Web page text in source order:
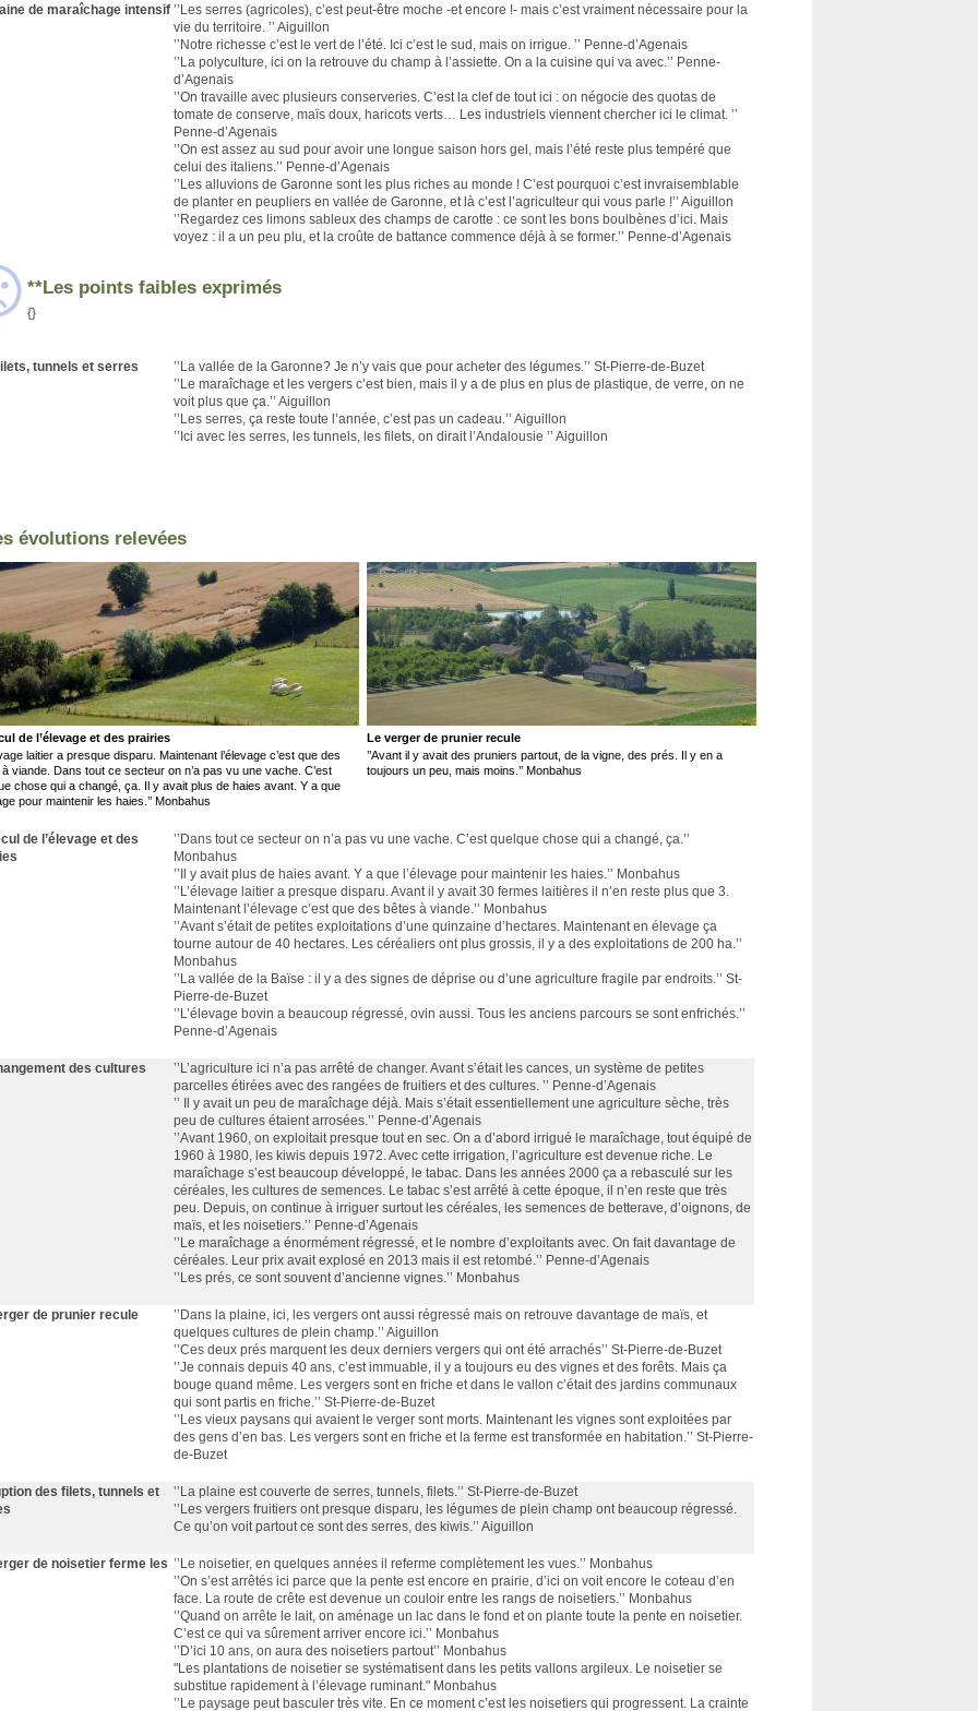
de maraîchage intensif ’’Les serres (agricoles), c’est peut-être moche -et encore !- mais c’est vraiment nécessaire pour la
vie du territoire. ’’ Aiguillon
’’Notre richesse c’est le vert de l’été. Ici c’est le sud, mais on irrigue. ’’ Penne-d’Agenais
’’La polyculture, ici on la retrouve du champ à l’assiette. On a la cuisine qui va avec.’’ Penne-
d’Agenais
’’On travaille avec plusieurs conserveries. C’est la clef de tout ici : on négocie des quotas de
tomate de conserve, maïs doux, haricots verts… Les industriels viennent chercher ici le climat. ’’
Penne-d’Agenais
’’On est assez au sud pour avoir une longue saison hors gel, mais l’été reste plus tempéré que
celui des italiens.’’ Penne-d’Agenais
’’Les alluvions de Garonne sont les plus riches au monde ! C’est pourquoi c’est invraisemblable
de planter en peupliers en vallée de Garonne, et là c’est l’agriculteur qui vous parle !’’ Aiguillon
’’Regardez ces limons sableux des champs de carotte : ce sont les bons boulbènes d’ici. Mais
voyez : il a un peu plu, et la croûte de battance commence déjà à se former.’’ Penne-d’Agenais
**Les points faibles exprimés
{}
tunnels et serres
’’La vallée de la Garonne? Je n’y vais que pour acheter des légumes.’’ St-Pierre-de-Buzet
’’Le maraîchage et les vergers c’est bien, mais il y a de plus en plus de plastique, de verre, on ne
voit plus que ça.’’ Aiguillon
’’Les serres, ça reste toute l’année, c’est pas un cadeau.’’ Aiguillon
’’Ici avec les serres, les tunnels, les filets, on dirait l’Andalousie ’’ Aiguillon
évolutions relevées
de l’élevage et des prairies
laitier a presque disparu. Maintenant l’élevage c’est que des
viande. Dans tout ce secteur on n’a pas vu une vache. C’est
chose qui a changé, ça. Il y avait plus de haies avant. Y a que
pour maintenir les haies.’’ Monbahus
Le verger de prunier recule
’’Avant il y avait des pruniers partout, de la vigne, des prés. Il y en a
toujours un peu, mais moins.’’ Monbahus
de l’élevage et des
’’Dans tout ce secteur on n’a pas vu une vache. C’est quelque chose qui a changé, ça.’’
Monbahus
’’Il y avait plus de haies avant. Y a que l’élevage pour maintenir les haies.’’ Monbahus
’’L’élevage laitier a presque disparu. Avant il y avait 30 fermes laitières il n’en reste plus que 3.
Maintenant l’élevage c’est que des bêtes à viande.’’ Monbahus
’’Avant s’était de petites exploitations d’une quinzaine d’hectares. Maintenant en élevage ça
tourne autour de 40 hectares. Les céréaliers ont plus grossis, il y a des exploitations de 200 ha.’’
Monbahus
’’La vallée de la Baïse : il y a des signes de déprise ou d’une agriculture fragile par endroits.’’ St-
Pierre-de-Buzet
’’L’élevage bovin a beaucoup régressé, ovin aussi. Tous les anciens parcours se sont enfrichés.’’
Penne-d’Agenais
des cultures
’’L’agriculture ici n’a pas arrêté de changer. Avant s’était les cances, un système de petites
parcelles étirées avec des rangées de fruitiers et des cultures. ’’ Penne-d’Agenais
’’ Il y avait un peu de maraîchage déjà. Mais s’était essentiellement une agriculture sèche, très
peu de cultures étaient arrosées.’’ Penne-d’Agenais
’’Avant 1960, on exploitait presque tout en sec. On a d’abord irrigué le maraîchage, tout équipé de
1960 à 1980, les kiwis depuis 1972. Avec cette irrigation, l’agriculture est devenue riche. Le
maraîchage s’est beaucoup développé, le tabac. Dans les années 2000 ça a rebasculé sur les
céréales, les cultures de semences. Le tabac s’est arrêté à cette époque, il n’en reste que très
peu. Depuis, on continue à irriguer surtout les céréales, les semences de betterave, d’oignons, de
maïs, et les noisetiers.’’ Penne-d’Agenais
’’Le maraîchage a énormément régressé, et le nombre d’exploitants avec. On fait davantage de
céréales. Leur prix avait explosé en 2013 mais il est retombé.’’ Penne-d’Agenais
’’Les prés, ce sont souvent d’ancienne vignes.’’ Monbahus
de prunier recule
’’Dans la plaine, ici, les vergers ont aussi régressé mais on retrouve davantage de maïs, et
quelques cultures de plein champ.’’ Aiguillon
’’Ces deux prés marquent les deux derniers vergers qui ont été arrachés’’ St-Pierre-de-Buzet
’’Je connais depuis 40 ans, c’est immuable, il y a toujours eu des vignes et des forêts. Mais ça
bouge quand même. Les vergers sont en friche et dans le vallon c’était des jardins communaux
qui sont partis en friche.’’ St-Pierre-de-Buzet
’’Les vieux paysans qui avaient le verger sont morts. Maintenant les vignes sont exploitées par
des gens d’en bas. Les vergers sont en friche et la ferme est transformée en habitation.’’ St-Pierre-
de-Buzet
des filets, tunnels et
’’La plaine est couverte de serres, tunnels, filets.’’ St-Pierre-de-Buzet
’’Les vergers fruitiers ont presque disparu, les légumes de plein champ ont beaucoup régressé.
Ce qu’on voit partout ce sont des serres, des kiwis.’’ Aiguillon
de noisetier ferme les ’’Le noisetier, en quelques années il referme complètement les vues.’’ Monbahus
’’On s’est arrêtés ici parce que la pente est encore en prairie, d’ici on voit encore le coteau d’en
face. La route de crête est devenue un couloir entre les rangs de noisetiers.’’ Monbahus
’’Quand on arrête le lait, on aménage un lac dans le fond et on plante toute la pente en noisetier.
C’est ce qui va sûrement arriver encore ici.’’ Monbahus
’’D’ici 10 ans, on aura des noisetiers partout’’ Monbahus
"Les plantations de noisetier se systématisent dans les petits vallons argileux. Le noisetier se
substitue rapidement à l’élevage ruminant." Monbahus
’’Le paysage peut basculer très vite. En ce moment c’est les noisetiers qui progressent. La crainte